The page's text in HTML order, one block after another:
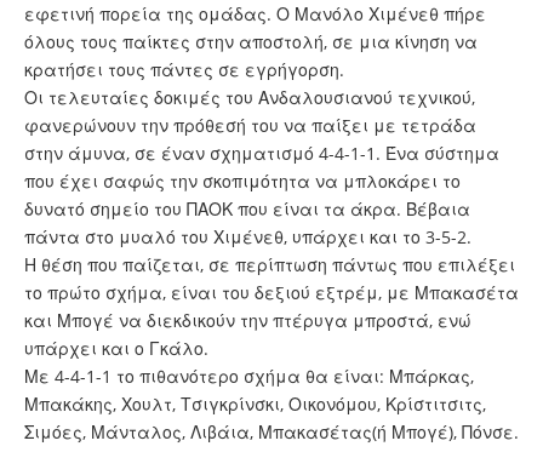
εφετινή πορεία της ομάδας. Ο Μανόλο Χιμένεθ πήρε
όλους τους παίκτες στην αποστολή, σε μια κίνηση να
κρατήσει τους πάντες σε εγρήγορση.
Οι τελευταίες δοκιμές του Ανδαλουσιανού τεχνικού,
φανερώνουν την πρόθεσή του να παίξει με τετράδα
στην άμυνα, σε έναν σχηματισμό 4-4-1-1. Ένα σύστημα
που έχει σαφώς την σκοπιμότητα να μπλοκάρει το
δυνατό σημείο του ΠΑΟΚ που είναι τα άκρα. Βέβαια
πάντα στο μυαλό του Χιμένεθ, υπάρχει και το 3-5-2.
Η θέση που παίζεται, σε περίπτωση πάντως που επιλέξει
το πρώτο σχήμα, είναι του δεξιού εξτρέμ, με Μπακασέτα
και Μπογέ να διεκδικούν την πτέρυγα μπροστά, ενώ
υπάρχει και ο Γκάλο.
Με 4-4-1-1 το πιθανότερο σχήμα θα είναι: Μπάρκας,
Μπακάκης, Χουλτ, Τσιγκρίνσκι, Οικονόμου, Κρίστιτσιτς,
Σιμόες, Μάνταλος, Λιβάια, Μπακασέτας(ή Μπογέ), Πόνσε.